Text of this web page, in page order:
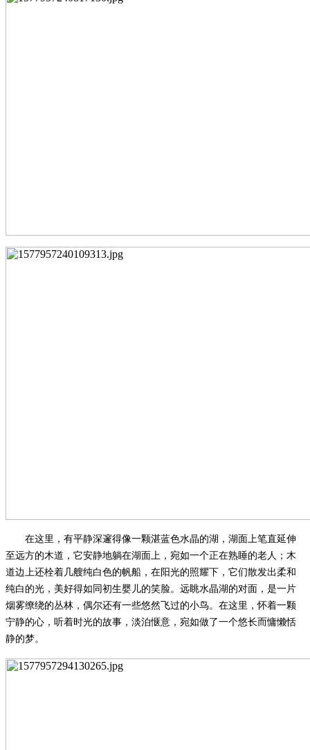
在这里，有平静深邃得像一颗湛蓝色水晶的湖，湖面上笔直延伸
至远方的木道，它安静地躺在湖面上，宛如一个正在熟睡的老人；木
道边上还栓着几艘纯白色的帆船，在阳光的照耀下，它们散发出柔和
纯白的光，美好得如同初生婴儿的笑脸。远眺水晶湖的对面，是一片
烟雾缭绕的丛林，偶尔还有一些悠然飞过的小鸟。在这里，怀着一颗
宁静的心，听着时光的故事，淡泊惬意，宛如做了一个悠长而慵懒恬
静的梦。